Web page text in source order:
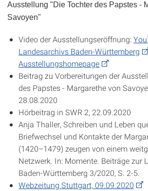
Ausstellung "Die Tochter des Papstes -
Savoyen"
Video der Ausstellungseröffnung:
Landesarchivs Baden-Württemberg
Ausstellungshomepage
Beitrag zu Vorbereitungen der
des Papstes - Margarethe von
28.08.2020
Hörbeitrag in SWR 2, 22.09.2020
Anja Thaller, Schreiben und Leben
Briefwechsel und Kontakte der
(1420–1479) zeugen von einem
Netzwerk. In: Momente. Beiträge zur
Baden-Württemberg 3/2020, S. 2-5.
Webzeitung Stuttgart, 09.09.2020